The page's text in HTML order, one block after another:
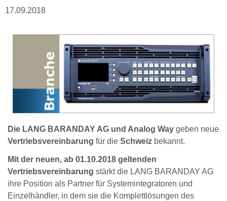
17.09.2018
Die LANG BARANDAY AG und Analog Way geben neue
Vertriebsvereinbarung für die Schweiz bekannt.
Mit der neuen, ab 01.10.2018 geltenden
Vertriebsvereinbarung stärkt die LANG BARANDAY AG
ihre Position als Partner für Systemintegratoren und
Einzelhändler, in dem sie die Komplettlösungen des